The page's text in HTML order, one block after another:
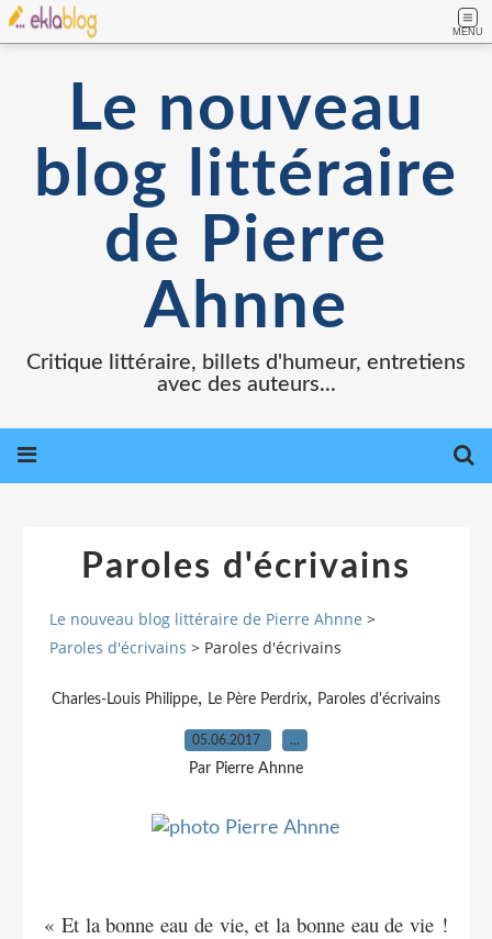
MENU
Le nouveau
blog littéraire
de Pierre
Ahnne
Critique littéraire, billets d'humeur, entretiens
avec des auteurs...
Paroles d'écrivains
Le nouveau blog littéraire de Pierre Ahnne >
Paroles d'écrivains > Paroles d'écrivains
Charles-Louis Philippe, Le Père Perdrix, Paroles d'écrivains
05.06.2017 …
Par Pierre Ahnne
« Et la bonne eau de vie, et la bonne eau de vie !